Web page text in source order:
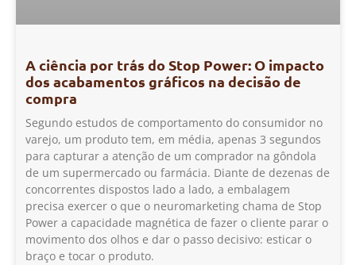
A ciência por trás do Stop Power: O impacto
dos acabamentos gráficos na decisão de
compra
Segundo estudos de comportamento do consumidor no
varejo, um produto tem, em média, apenas 3 segundos
para capturar a atenção de um comprador na gôndola
de um supermercado ou farmácia. Diante de dezenas de
concorrentes dispostos lado a lado, a embalagem
precisa exercer o que o neuromarketing chama de Stop
Power a capacidade magnética de fazer o cliente parar o
movimento dos olhos e dar o passo decisivo: esticar o
braço e tocar o produto.